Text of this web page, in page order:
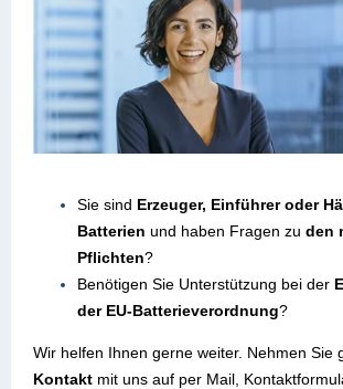
Sie sind Erzeuger, Einführer oder
Batterien und haben Fragen zu den
Pflichten?
Benötigen Sie Unterstützung bei der
der EU-Batterieverordnung?
Wir helfen Ihnen gerne weiter. Nehmen Sie
Kontakt mit uns auf per Mail,